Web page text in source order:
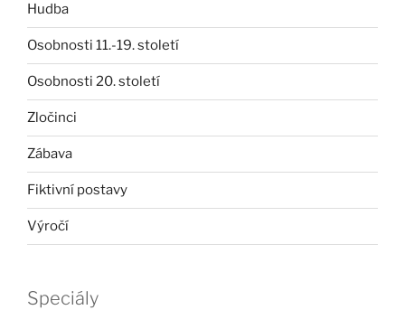
Hudba
Osobnosti 11.-19. století
Osobnosti 20. století
Zločinci
Zábava
Fiktivní postavy
Výročí
Speciály